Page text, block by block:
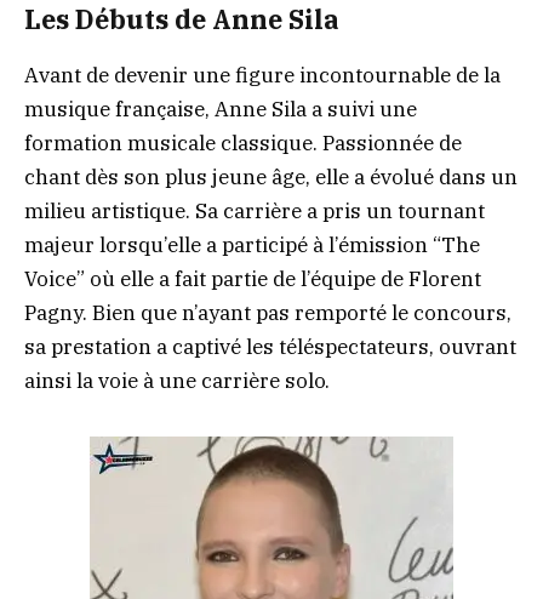
Les Débuts de Anne Sila
Avant de devenir une figure incontournable de la
musique française, Anne Sila a suivi une
formation musicale classique. Passionnée de
chant dès son plus jeune âge, elle a évolué dans un
milieu artistique. Sa carrière a pris un tournant
majeur lorsqu’elle a participé à l’émission “The
Voice” où elle a fait partie de l’équipe de Florent
Pagny. Bien que n’ayant pas remporté le concours,
sa prestation a captivé les téléspectateurs, ouvrant
ainsi la voie à une carrière solo.